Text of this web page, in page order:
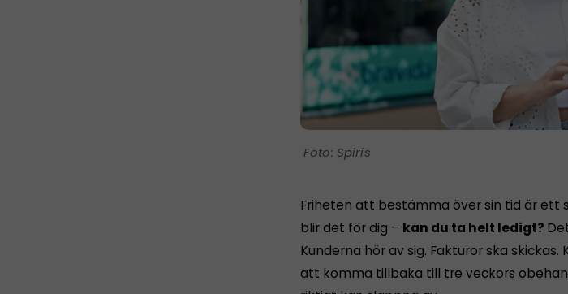
Spiris
Friheten att bestämma över sin tid är
blir det för dig – kan du ta helt ledigt?
Kunderna hör av sig. Fakturor ska
att komma tillbaka till tre veckors